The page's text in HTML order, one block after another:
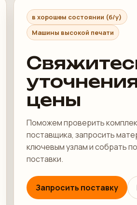
в хорошем состоянии (б/у)
Машины высокой печати
цены
Поможем проверить
поставщика, запросить
ключевым узлам и собрать
поставки.
Запросить поставку